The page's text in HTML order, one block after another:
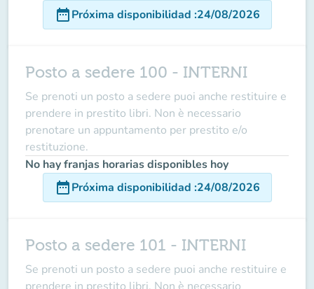
date_rangePróxima disponibilidad :24/08/2026
Posto a sedere 100 - INTERNI
Se prenoti un posto a sedere puoi anche restituire e
prendere in prestito libri. Non è necessario
prenotare un appuntamento per prestito e/o
restituzione.
No hay franjas horarias disponibles hoy
date_rangePróxima disponibilidad :24/08/2026
Posto a sedere 101 - INTERNI
Se prenoti un posto a sedere puoi anche restituire e